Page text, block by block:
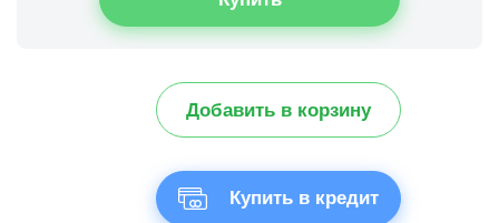
Добавить в корзину
Купить в кредит